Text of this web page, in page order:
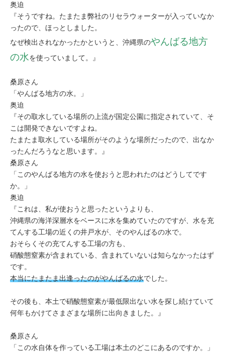
奥迫
『そうですね。たまたま弊社のリセラウォーターが入っていなか
ったので、 ほっとしました。
なぜ検出されなかったかというと、 沖縄県のやんばる地方
の水を使っていまして。』
桑原さん
「やんばる地方の水。」
奥迫
『その取水している場所の上流が国定公園に指定されていて、 そ
こは開発できないですよね。
たまたま取水している場所がそのような場所だったので、出なか
ったんだろうなと思います。
』
桑原さん
「このやんばる地方の水を使おうと思われたのはどうしてです
か。」
奥迫
『これは、私が使おうと思ったというよりも、
沖縄県の海洋深層水をベースに水を集めていたのですが、 水を充
てんする工場の近くの井戸水が、 そのやんばるの水で。
おそらくその充てんする工場の方も、
硝酸態窒素が含まれている、含まれていないは知らなかったはず
です。
本当にたまたま出逢ったのがやんばるの水でした。
その後も、本土で硝酸態窒素が最低限出ない水を探し続けていて
何年もかけてさまざまな場所に出向きました。』
桑原さん
「この水自体を作っている工場は本土のどこにあるのですか。」